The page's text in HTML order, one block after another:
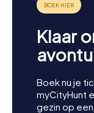
Klaar
Boek nu je
myCityHunt
gezin op